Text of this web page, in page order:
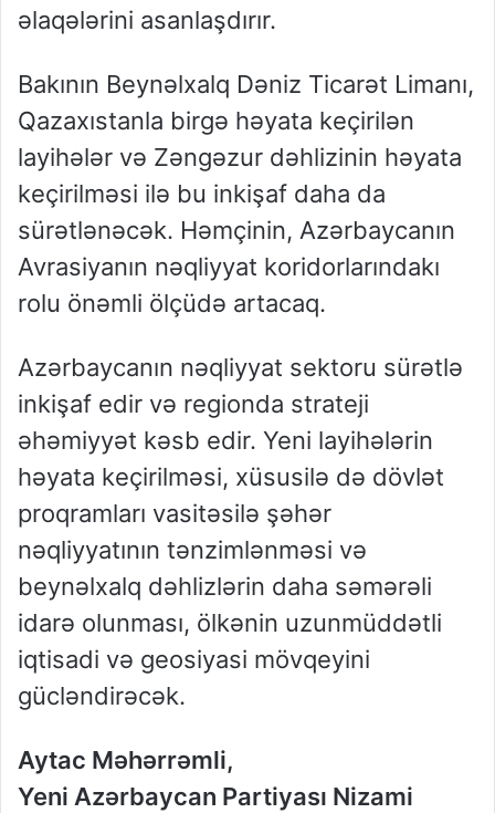
əlaqələrini asanlaşdırır.
Bakının Beynəlxalq Dəniz Ticarət Limanı,
Qazaxıstanla birgə həyata keçirilən
layihələr və Zəngəzur dəhlizinin həyata
keçirilməsi ilə bu inkişaf daha da
sürətlənəcək. Həmçinin, Azərbaycanın
Avrasiyanın nəqliyyat koridorlarındakı
rolu önəmli ölçüdə artacaq.
Azərbaycanın nəqliyyat sektoru sürətlə
inkişaf edir və regionda strateji
əhəmiyyət kəsb edir. Yeni layihələrin
həyata keçirilməsi, xüsusilə də dövlət
proqramları vasitəsilə şəhər
nəqliyyatının tənzimlənməsi və
beynəlxalq dəhlizlərin daha səmərəli
idarə olunması, ölkənin uzunmüddətli
iqtisadi və geosiyasi mövqeyini
gücləndirəcək.
Aytac Məhərrəmli,
Yeni Azərbaycan Partiyası Nizami